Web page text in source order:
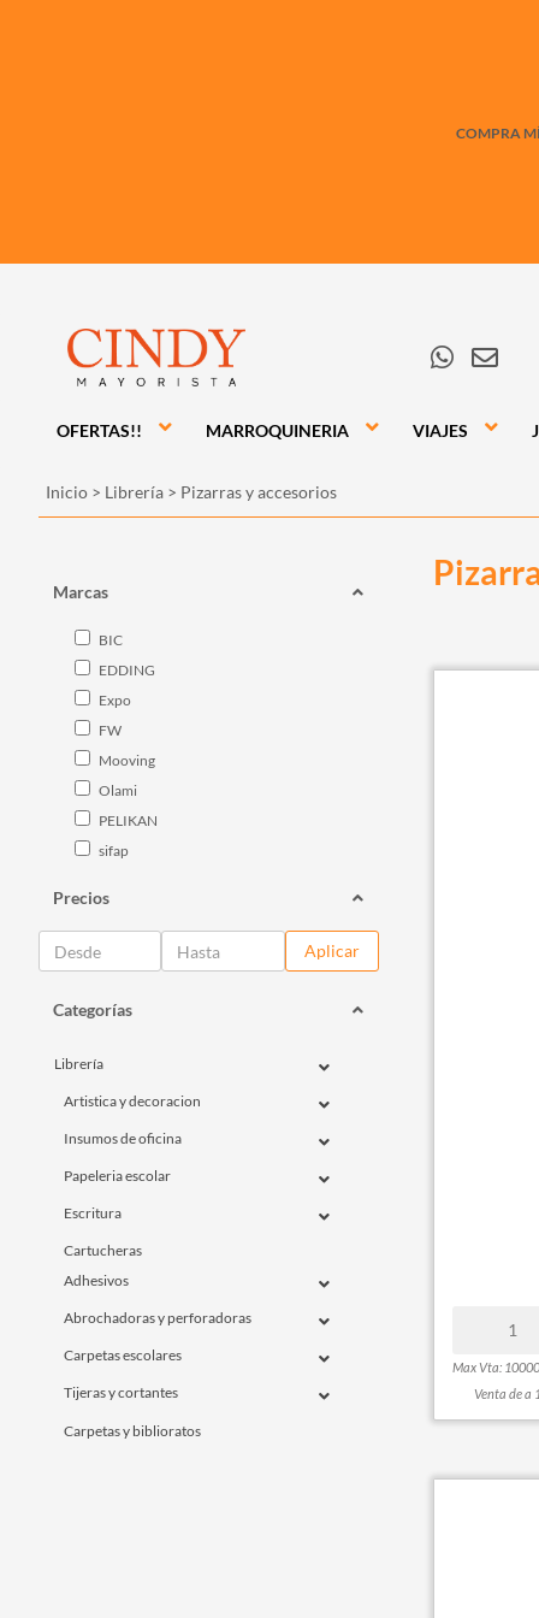
COMPRA
OFERTAS!! MARROQUINERIA VIAJES
Inicio > Librería > Pizarras y accesorios
Marcas
BIC
EDDING
Expo
FW
Mooving
Olami
PELIKAN
sifap
Precios
Aplicar
Categorías
Librería
Artistica y decoracion
Insumos de oficina
Papeleria escolar
Escritura
Cartucheras
Adhesivos
Abrochadoras y perforadoras
Carpetas escolares
Tijeras y cortantes
Carpetas y biblioratos
Max Vta:
Venta de a